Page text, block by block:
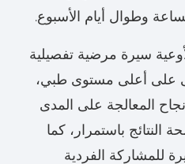
وطوال أيام الأسبوع.
سيرة مرضية تفصيلية
على أعلى مستوى طبي،
المعالجة على المدى
باستمرار، كما
للمشاركة الفردية